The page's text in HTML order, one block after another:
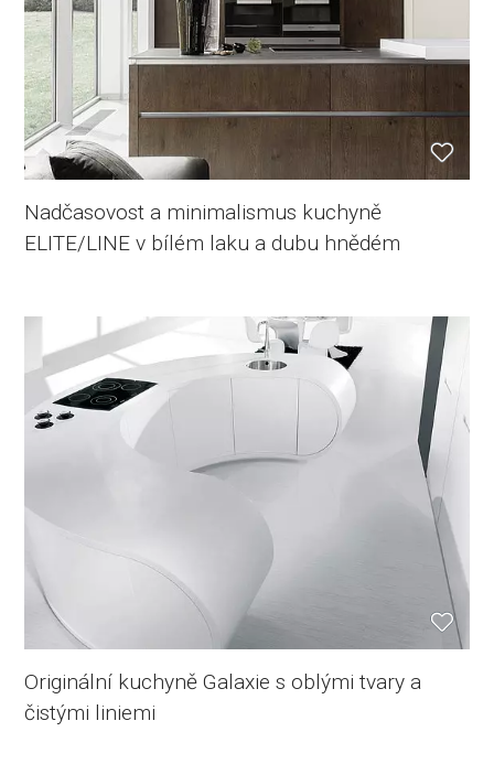
Nadčasovost a minimalismus kuchyně
ELITE/LINE v bílém laku a dubu hnědém
Originální kuchyně Galaxie s oblými tvary a
čistými liniemi